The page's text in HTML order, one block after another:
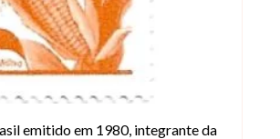
emitido em 1980, integrante da